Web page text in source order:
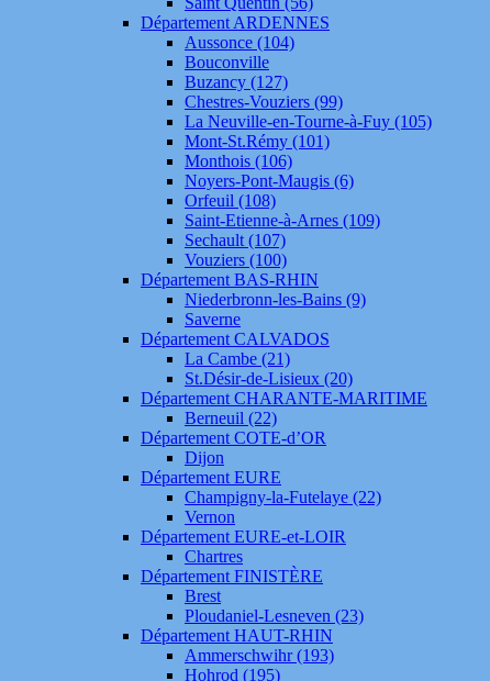
Département ARDENNES
Aussonce (104)
Bouconville
Buzancy (127)
Chestres-Vouziers (99)
La Neuville-en-Tourne-à-Fuy (105)
Mont-St.Rémy (101)
Monthois (106)
Noyers-Pont-Maugis (6)
Orfeuil (108)
Saint-Etienne-à-Arnes (109)
Sechault (107)
Vouziers (100)
Département BAS-RHIN
Niederbronn-les-Bains (9)
Saverne
Département CALVADOS
La Cambe (21)
St.Désir-de-Lisieux (20)
Département CHARANTE-MARITIME
Berneuil (22)
Département COTE-d’OR
Dijon
Département EURE
Champigny-la-Futelaye (22)
Vernon
Département EURE-et-LOIR
Chartres
Département FINISTÈRE
Brest
Ploudaniel-Lesneven (23)
Département HAUT-RHIN
Ammerschwihr (193)
Hohrod (195)